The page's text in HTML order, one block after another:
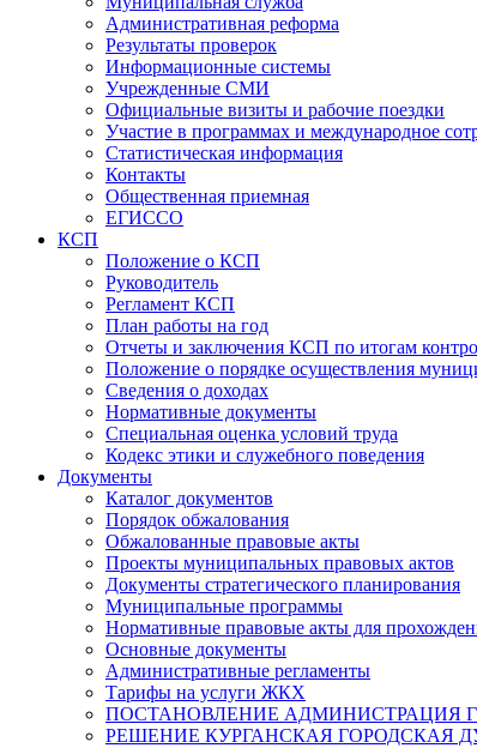
Административная реформа
Результаты проверок
Информационные системы
Учрежденные СМИ
Официальные визиты и рабочие поездки
Участие в программах и международное
Статистическая информация
Контакты
Общественная приемная
ЕГИССО
КСП
Положение о КСП
Руководитель
Регламент КСП
План работы на год
Отчеты и заключения КСП по итогам
Положение о порядке осуществления
Сведения о доходах
Нормативные документы
Специальная оценка условий труда
Кодекс этики и служебного поведения
Документы
Каталог документов
Порядок обжалования
Обжалованные правовые акты
Проекты муниципальных правовых актов
Документы стратегического планирования
Муниципальные программы
Нормативные правовые акты для
Основные документы
Административные регламенты
Тарифы на услуги ЖКХ
ПОСТАНОВЛЕНИЕ АДМИНИСТРАЦИЯ
РЕШЕНИЕ КУРГАНСКАЯ ГОРОДСКАЯ